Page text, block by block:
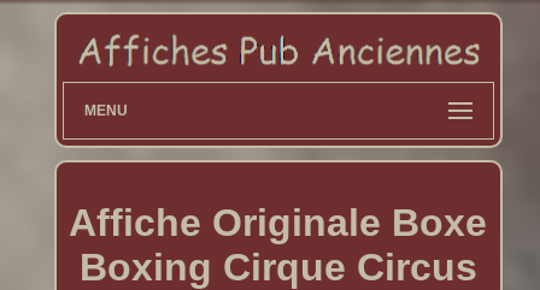
MENU
Affiche Originale Boxe
Boxing Cirque Circus